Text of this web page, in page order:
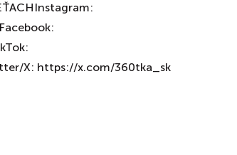
X: https://x.com/360tka_sk